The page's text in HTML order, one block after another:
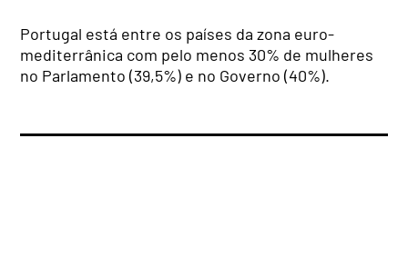
Portugal está entre os países da zona euro-
mediterrânica com pelo menos 30% de mulheres
no Parlamento (39,5%) e no Governo (40%).